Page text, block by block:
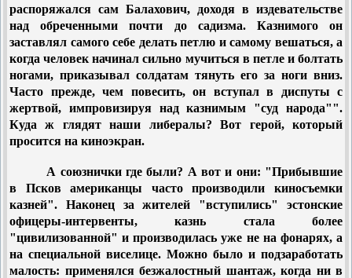
распоряжался сам Балахович, доходя в издевательстве
над обреченными почти до садизма. Казнимого он
заставлял самого себе делать петлю и самому вешаться, а
когда человек начинал сильно мучиться в петле и болтать
ногами, приказывал солдатам тянуть его за ноги вниз.
Часто прежде, чем повесить, он вступал в диспуты с
жертвой, импровизируя над казнимым "суд народа"".
Куда ж глядят наши либералы? Вот герой, который
просится на киноэкран.
А союзнички где были? А вот и они: "Прибывшие
в Псков американцы часто производили киносъемки
казней". Наконец за жителей "вступились" эстонские
офицеры-интервенты, казнь стала более
"цивилизованной" и производилась уже не на фонарях, а
на специальной виселице. Можно было и подзаработать
малость: применялся безжалостный шантаж, когда ни в